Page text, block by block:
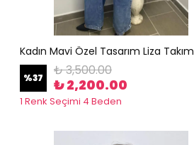
Kadın Mavi Özel Tasarım Liza Takım
%37 ₺ 3,500.00
₺ 2,200.00
1 Renk Seçimi 4 Beden